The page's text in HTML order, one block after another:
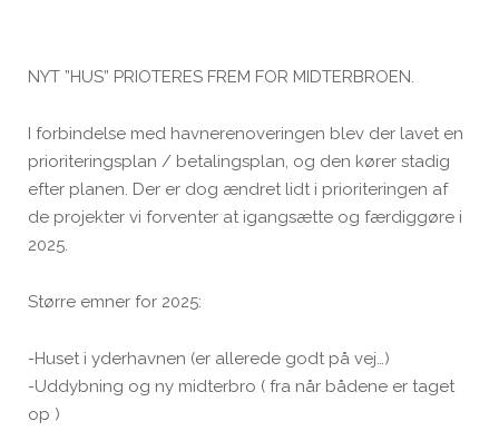
NYT ”HUS” PRIOTERES FREM FOR MIDTERBROEN.
I forbindelse med havnerenoveringen blev der lavet en
prioriteringsplan / betalingsplan, og den kører stadig
efter planen. Der er dog ændret lidt i prioriteringen af
de projekter vi forventer at igangsætte og færdiggøre i
2025.
Større emner for 2025:
-Huset i yderhavnen (er allerede godt på vej…)
-Uddybning og ny midterbro ( fra når bådene er taget
op )